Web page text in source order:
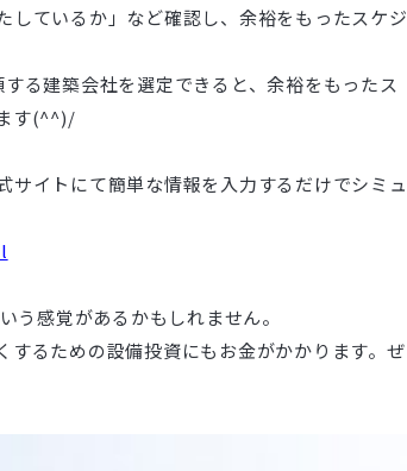
ているか」など確認し、余裕をもったスケジ
る建築会社を選定できると、余裕をもったス
す(^^)/
サイトにて簡単な情報を入力するだけでシミュ
う感覚があるかもしれません。
するための設備投資にもお金がかかります。ぜ